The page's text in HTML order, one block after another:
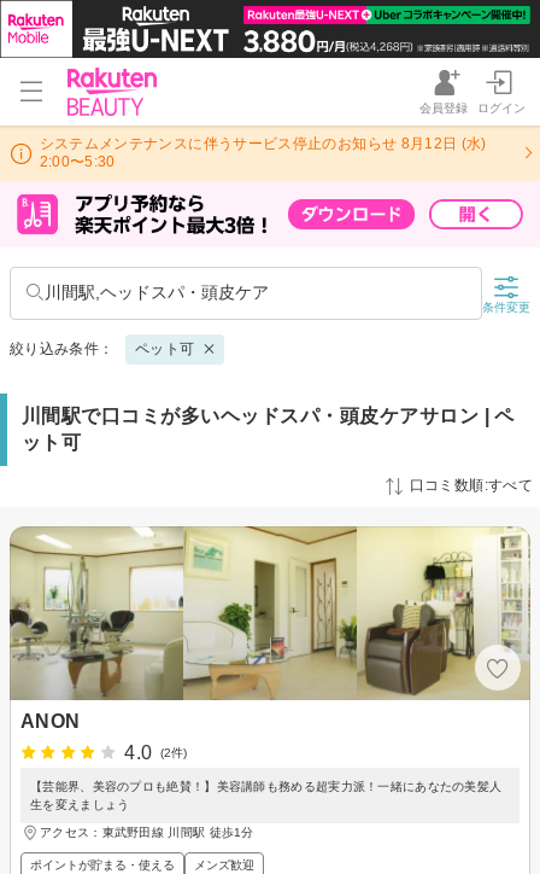
会員登録 ログイン
システムメンテナンスに伴うサービス停止のお知らせ 8月12日 (水)
2:00〜5:30
川間駅,ヘッドスパ・頭皮ケア
条件変更
絞り込み条件： ペット可
川間駅で口コミが多いヘッドスパ・頭皮ケアサロン | ペ
ット可
口コミ数順:すべて
ANON
4.0
(2件)
【芸能界、美容のプロも絶賛！】美容講師も務める超実力派！一緒にあなたの美髪人
生を変えましょう
アクセス：東武野田線 川間駅 徒歩1分
ポイントが貯まる・使える メンズ歓迎